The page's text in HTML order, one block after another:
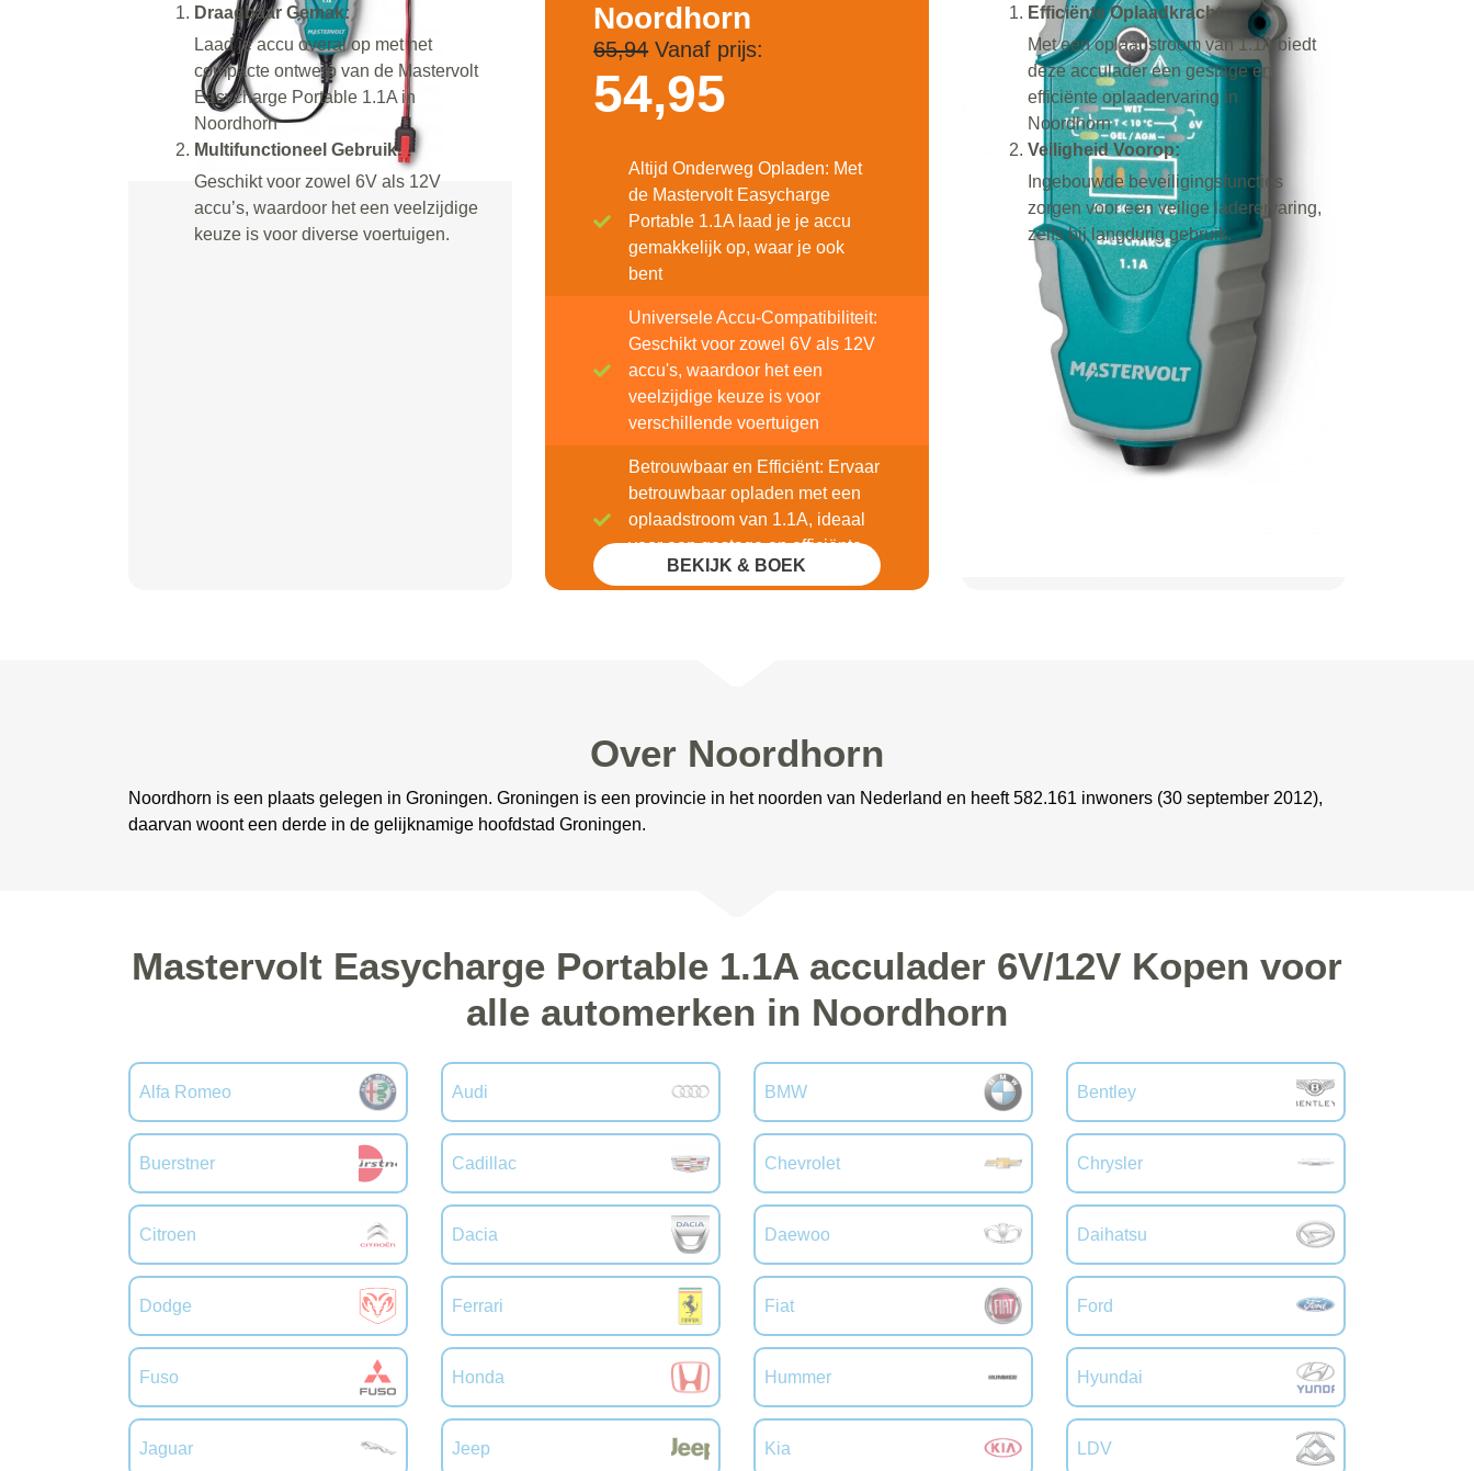
Draagbaar Gemak:
Laad je accu overal op met het
compacte ontwerp van de Mastervolt
Easycharge Portable 1.1A in
Noordhorn
Multifunctioneel Gebruik:
Geschikt voor zowel 6V als 12V
accu’s, waardoor het een veelzijdige
keuze is voor diverse voertuigen.
Noordhorn
65,94Vanaf prijs:
54,95
Altijd Onderweg Opladen: Met
de Mastervolt Easycharge
Portable 1.1A laad je je accu
gemakkelijk op, waar je ook
bent
Universele Accu-Compatibiliteit:
Geschikt voor zowel 6V als 12V
accu's, waardoor het een
veelzijdige keuze is voor
verschillende voertuigen
Betrouwbaar en Efficiënt: Ervaar
betrouwbaar opladen met een
oplaadstroom van 1.1A, ideaal
voor een gestage en efficiënte
oplaadervaring
BEKIJK & BOEK
Efficiënte Oplaadkracht:
Met een oplaadstroom van 1.1A biedt
deze acculader een gestage en
efficiënte oplaadervaring in
Noordhorn
Veiligheid Voorop:
Ingebouwde beveiligingsfuncties
zorgen voor een veilige laderervaring,
zelfs bij langdurig gebruik.
Over Noordhorn
Noordhorn is een plaats gelegen in Groningen. Groningen is een provincie in het noorden van Nederland en heeft 582.161 inwoners (30 september 2012),
daarvan woont een derde in de gelijknamige hoofdstad Groningen.
Mastervolt Easycharge Portable 1.1A acculader 6V/12V Kopen voor
alle automerken in Noordhorn
Alfa Romeo Audi BMW Bentley
Buerstner Cadillac Chevrolet Chrysler
Citroen Dacia Daewoo Daihatsu
Dodge Ferrari Fiat Ford
Fuso Honda Hummer Hyundai
Jaguar Jeep Kia LDV